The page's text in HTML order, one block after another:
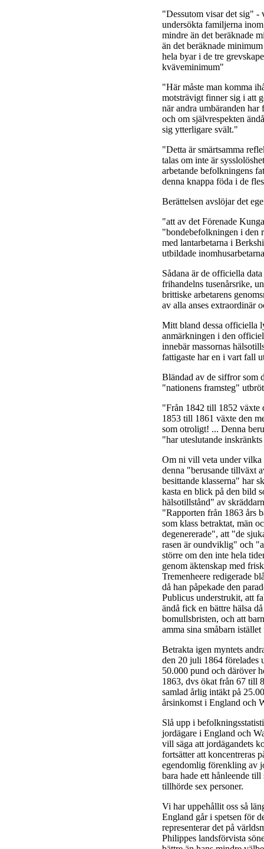
"Dessutom visar det sig" -
undersökta familjerna
mindre än det beräknade
än det beräknade
hela byar i de tre
kväveminimum"
"Här måste man komma
motsträvigt finner sig i att
när andra umbäranden
och om självrespekten
sig ytterligare svält."
"Detta är smärtsamma
talas om inte är
arbetande befolkningens
denna knappa föda i de
Berättelsen avslöjar det
"att av det Förenade
"bondebefolkningen i den
med lantarbetarna i
utbildade
Sådana är de officiella
frihandelns tusenårsrike,
brittiske arbetarens
av alla anses extraordinär
Mitt bland dessa officiella
anmärkningen i den
innebär massornas
fattigaste har en i vart fall
Bländad av de siffror som
"nationens framsteg"
"Från 1842 till 1852 växte
1853 till 1861 växte den
som otroligt! ... Denna
"har uteslutande
Om ni vill veta under vilka
denna "berusande tillväxt
besittande klasserna" har
kasta en blick på den bild
hälsotillstånd" av
"Rapporten från 1863 års
som klass betraktat, män
degenererade", att "de
rasen är oundviklig" och
större om den inte hela
genom äktenskap med
Tremenheere redigerade
då han påpekade den
Publicus understrukit, att
ändå fick en bättre hälsa
bomullsbristen, och att
amma sina småbarn
Betrakta igen myntets
den 20 juli 1864 förelades
50.000 pund och däröver
1863, dvs ökat från 67 till
samlad årlig intäkt på
årsinkomst i England och
Slå upp i
jordägare i England och
vill säga att jordägandets
fortsätter att koncentreras
egendomlig förenkling av
bara hade ett hånleende
tillhörde sex personer.
Vi har uppehållit oss så
England går i spetsen för
representerar det på
Philippes landsförvista